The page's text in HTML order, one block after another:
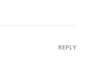
REPLY